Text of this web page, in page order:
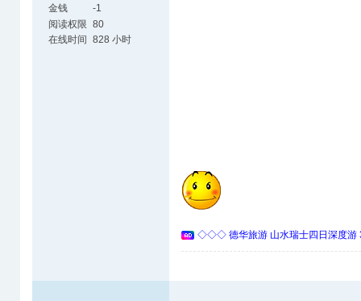
金钱
-1
阅读权限 80
在线时间 828 小时
◇◇◇ 德华旅游 山水瑞士四日深度